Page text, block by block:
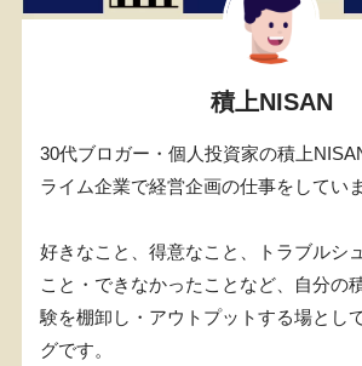
積上NISAN
30代ブロガー・個人投資家の積上
ライム企業で経営企画の仕事をしていま
好きなこと、得意なこと、トラブルシ
こと・できなかったことなど、自分の
験を棚卸し・アウトプットする場とし
グです。